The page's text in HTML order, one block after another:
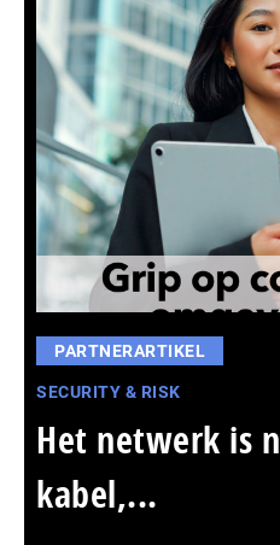
PARTNERARTIKEL
SECURITY & RISK
Het netwerk is
kabel,...